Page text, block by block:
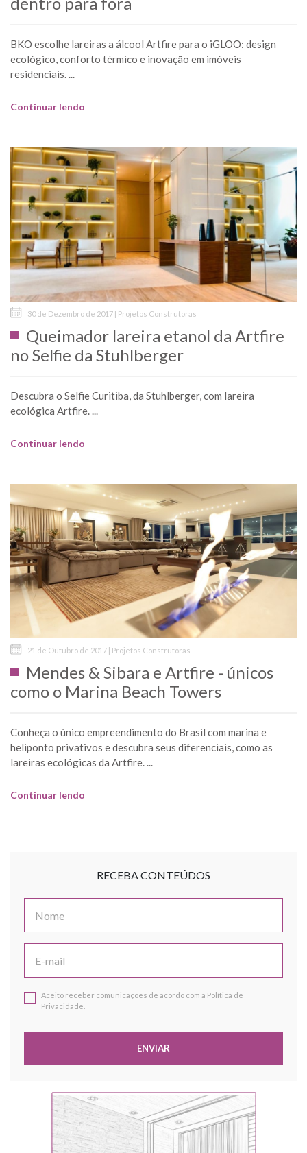
BKO escolhe lareiras a álcool Artfire para o iGLOO: design
ecológico, conforto térmico e inovação em imóveis
residenciais. ...
Continuar lendo
30 de Dezembro de 2017 | Projetos Construtoras
Queimador lareira etanol da Artfire
no Selfie da Stuhlberger
Descubra o Selfie Curitiba, da Stuhlberger, com lareira
ecológica Artfire. ...
Continuar lendo
21 de Outubro de 2017 | Projetos Construtoras
Mendes & Sibara e Artfire - únicos
como o Marina Beach Towers
Conheça o único empreendimento do Brasil com marina e
heliponto privativos e descubra seus diferenciais, como as
lareiras ecológicas da Artfire. ...
Continuar lendo
RECEBA CONTEÚDOS
Aceito receber comunicações de acordo com a Política de
Privacidade.
ENVIAR